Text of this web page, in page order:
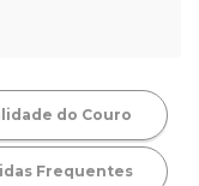
do Couro
Frequentes